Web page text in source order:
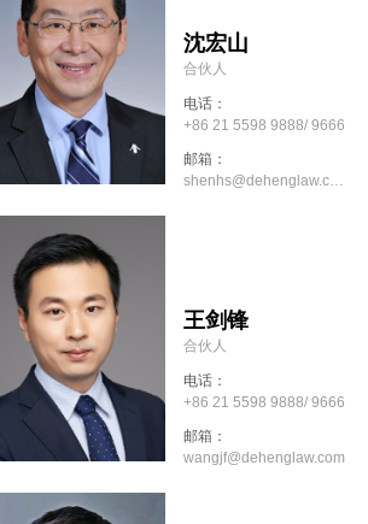
沈宏山
合伙人
电话：
+86 21 5598 9888/ 9666
邮箱：
shenhs@dehenglaw.com
王剑锋
合伙人
电话：
+86 21 5598 9888/ 9666
邮箱：
wangjf@dehenglaw.com